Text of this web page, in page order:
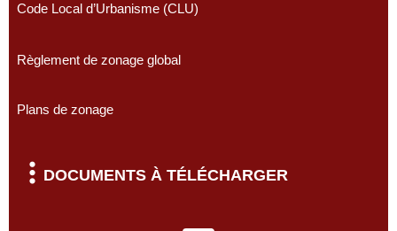
Code Local d’Urbanisme (CLU)
Règlement de zonage global
Plans de zonage
DOCUMENTS À TÉLÉCHARGER